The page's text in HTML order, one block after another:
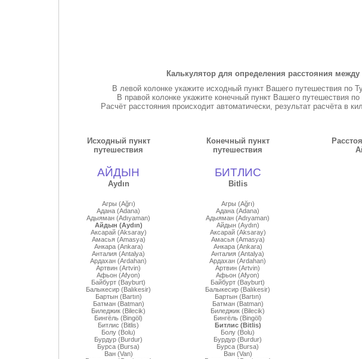
Калькулятор для определения расстояния
В левой колонке укажите исходный пункт Вашего путешествия по
В правой колонке укажите конечный пункт Вашего путешествия
Расчёт расстояния происходит автоматически, результат расчёта в
Исходный пункт
путешествия
АЙДЫН
Aydın
Конечный пункт
путешествия
БИТЛИС
Bitlis
Агры (Ağrı)
Адана (Adana)
Адыяман (Adıyaman)
Айдын (Aydın)
Аксарай (Aksaray)
Амасья (Amasya)
Анкара (Ankara)
Анталия (Antalya)
Ардахан (Ardahan)
Артвин (Artvin)
Афьон (Afyon)
Байбурт (Bayburt)
Балыкесир (Balıkesir)
Бартын (Bartın)
Батман (Batman)
Биледжик (Bilecik)
Бингёль (Bingöl)
Битлис (Bitlis)
Болу (Bolu)
Бурдур (Burdur)
Бурса (Bursa)
Ван (Van)
Агры (Ağrı)
Адана (Adana)
Адыяман (Adıyaman)
Айдын (Aydın)
Аксарай (Aksaray)
Амасья (Amasya)
Анкара (Ankara)
Анталия (Antalya)
Ардахан (Ardahan)
Артвин (Artvin)
Афьон (Afyon)
Байбурт (Bayburt)
Балыкесир (Balıkesir)
Бартын (Bartın)
Батман (Batman)
Биледжик (Bilecik)
Бингёль (Bingöl)
Битлис (Bitlis)
Болу (Bolu)
Бурдур (Burdur)
Бурса (Bursa)
Ван (Van)